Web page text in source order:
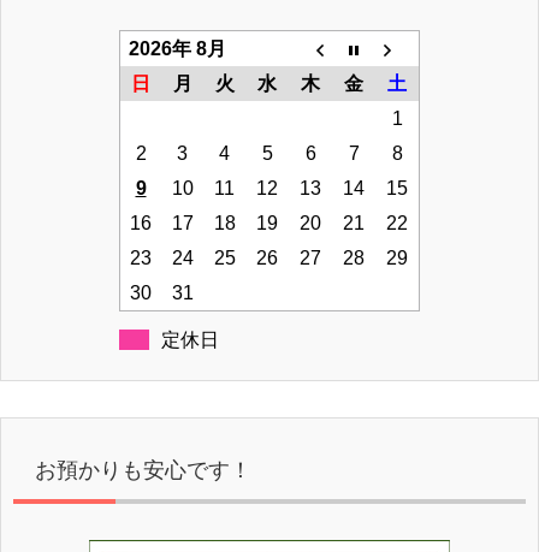
2026年 8月
日
月 火 水 木 金
土
1
2
3 4 5 6 7
8
9
10 11 12 13 14
15
16
17 18 19 20 21
22
23
24 25 26 27 28
29
30
31
定休日
お預かりも安心です！